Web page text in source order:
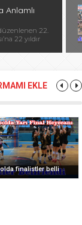
Anlamlı
22.
22 yıldır
ZlatevaEKLE
finalistler belli